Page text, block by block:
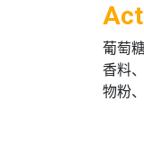
葡萄
香料
物粉